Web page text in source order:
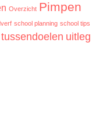
Overzicht Pimpen
school planning school tips
tussendoelen uitleg